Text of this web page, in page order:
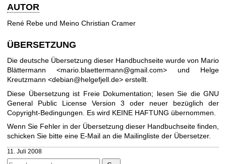
AUTOR
René Rebe und Meino Christian Cramer
ÜBERSETZUNG
Die deutsche Übersetzung dieser Handbuchseite wurde von Mario
Blättermann <mario.blaettermann@gmail.com> und Helge
Kreutzmann <debian@helgefjell.de> erstellt.
Diese Übersetzung ist Freie Dokumentation; lesen Sie die GNU
General Public License Version 3 oder neuer bezüglich der
Copyright-Bedingungen. Es wird KEINE HAFTUNG übernommen.
Wenn Sie Fehler in der Übersetzung dieser Handbuchseite finden,
schicken Sie bitte eine E-Mail an die Mailingliste der Übersetzer.
11. Juli 2008